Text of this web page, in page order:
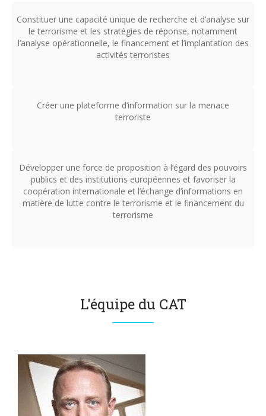
Constituer une capacité unique de recherche et d’analyse sur
le terrorisme et les stratégies de réponse, notamment
l’analyse opérationnelle, le financement et l’implantation des
activités terroristes
Créer une plateforme d’information sur la menace
terroriste
Développer une force de proposition à l’égard des pouvoirs
publics et des institutions européennes et favoriser la
coopération internationale et l’échange d’informations en
matière de lutte contre le terrorisme et le financement du
terrorisme
L'équipe du CAT